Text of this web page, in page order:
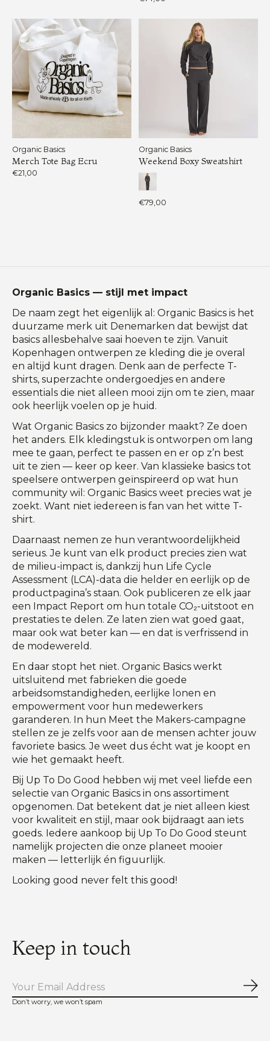
Organic Basics
Merch Tote Bag Ecru
€21,00
Organic Basics
Weekend Boxy Sweatshirt
€79,00
Organic Basics — stijl met impact
De naam zegt het eigenlijk al: Organic Basics is het
duurzame merk uit Denemarken dat bewijst dat
basics allesbehalve saai hoeven te zijn. Vanuit
Kopenhagen ontwerpen ze kleding die je overal
en altijd kunt dragen. Denk aan de perfecte T-
shirts, superzachte ondergoedjes en andere
essentials die niet alleen mooi zijn om te zien, maar
ook heerlijk voelen op je huid.
Wat Organic Basics zo bijzonder maakt? Ze doen
het anders. Elk kledingstuk is ontworpen om lang
mee te gaan, perfect te passen en er op z’n best
uit te zien — keer op keer. Van klassieke basics tot
speelsere ontwerpen geïnspireerd op wat hun
community wil: Organic Basics weet precies wat je
zoekt. Want niet iedereen is fan van het witte T-
shirt.
Daarnaast nemen ze hun verantwoordelijkheid
serieus. Je kunt van elk product precies zien wat
de milieu-impact is, dankzij hun Life Cycle
Assessment (LCA)-data die helder en eerlijk op de
productpagina’s staan. Ook publiceren ze elk jaar
een Impact Report om hun totale CO₂-uitstoot en
prestaties te delen. Ze laten zien wat goed gaat,
maar ook wat beter kan — en dat is verfrissend in
de modewereld.
En daar stopt het niet. Organic Basics werkt
uitsluitend met fabrieken die goede
arbeidsomstandigheden, eerlijke lonen en
empowerment voor hun medewerkers
garanderen. In hun Meet the Makers-campagne
stellen ze je zelfs voor aan de mensen achter jouw
favoriete basics. Je weet dus écht wat je koopt en
wie het gemaakt heeft.
Bij Up To Do Good hebben wij met veel liefde een
selectie van Organic Basics in ons assortiment
opgenomen. Dat betekent dat je niet alleen kiest
voor kwaliteit en stijl, maar ook bijdraagt aan iets
goeds. Iedere aankoop bij Up To Do Good steunt
namelijk projecten die onze planeet mooier
maken — letterlijk én figuurlijk.
Looking good never felt this good!
Keep in touch
Don’t worry, we won’t spam